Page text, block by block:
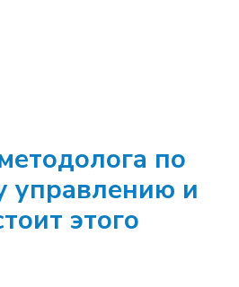
по
управлению и
этого